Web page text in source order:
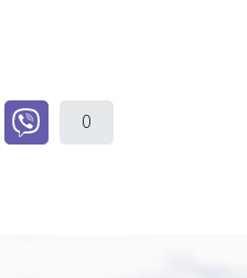
0